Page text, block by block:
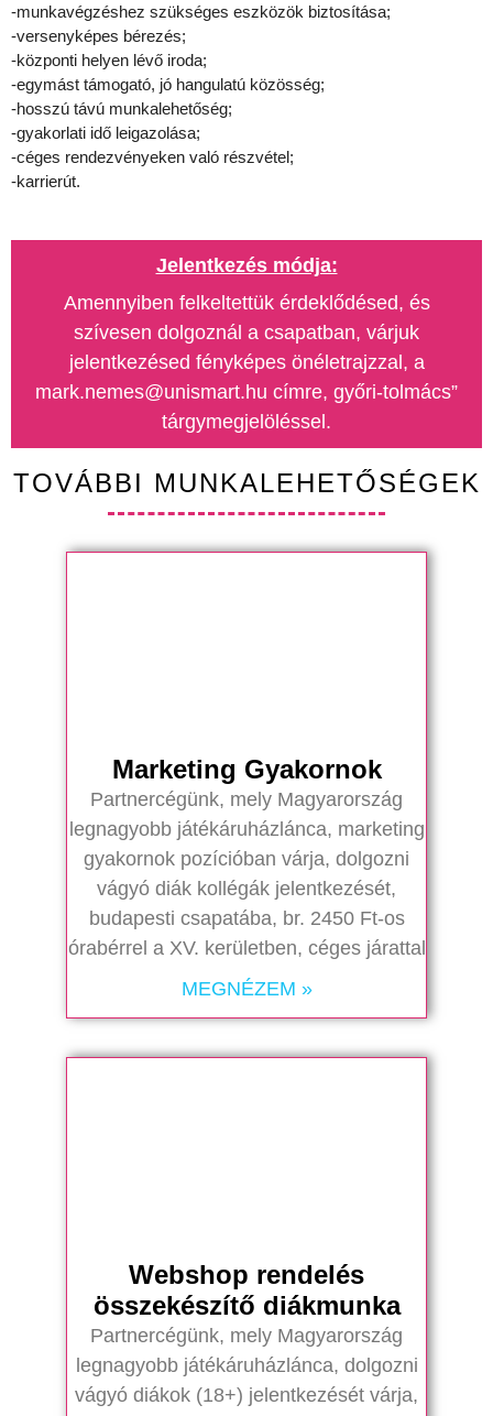
-munkavégzéshez szükséges eszközök biztosítása;
-versenyképes bérezés;
-központi helyen lévő iroda;
-egymást támogató, jó hangulatú közösség;
-hosszú távú munkalehetőség;
-gyakorlati idő leigazolása;
-céges rendezvényeken való részvétel;
-karrierút.
Jelentkezés módja:
Amennyiben felkeltettük érdeklődésed, és
szívesen dolgoznál a csapatban, várjuk
jelentkezésed fényképes önéletrajzzal, a
mark.nemes@unismart.hu címre, győri-tolmács”
tárgymegjelöléssel.
TOVÁBBI MUNKALEHETŐSÉGEK
Marketing Gyakornok
Partnercégünk, mely Magyarország
legnagyobb játékáruházlánca, marketing
gyakornok pozícióban várja, dolgozni
vágyó diák kollégák jelentkezését,
budapesti csapatába, br. 2450 Ft-os
órabérrel a XV. kerületben, céges járattal
MEGNÉZEM »
Webshop rendelés
összekészítő diákmunka
Partnercégünk, mely Magyarország
legnagyobb játékáruházlánca, dolgozni
vágyó diákok (18+) jelentkezését várja,